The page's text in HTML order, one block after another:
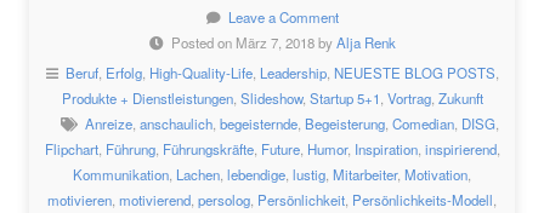
Leave a Comment
Posted on März 7, 2018 byAlja Renk
Beruf, Erfolg, High-Quality-Life, Leadership, NEUESTE BLOG POSTS,
Produkte + Dienstleistungen, Slideshow, Startup 5+1, Vortrag, Zukunft
Anreize, anschaulich, begeisternde, Begeisterung, Comedian, DISG,
Flipchart, Führung, Führungskräfte, Future, Humor, Inspiration, inspirierend,
Kommunikation, Lachen, lebendige, lustig, Mitarbeiter, Motivation,
motivieren, motivierend, persolog, Persönlichkeit, Persönlichkeits-Modell,